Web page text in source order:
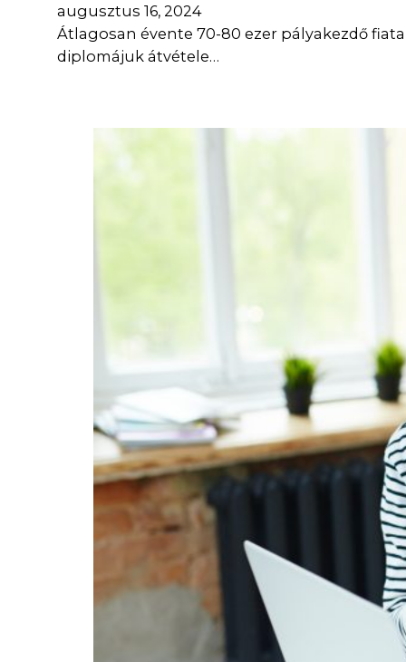
augusztus 16, 2024
Átlagosan évente 70-80 ezer pályakezdő
diplomájuk átvétele…